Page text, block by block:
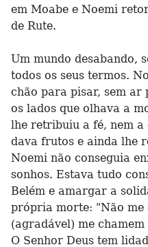
em Moabe e Noemi
de Rute.
Um mundo desabando,
todos os seus termos.
chão para pisar, sem ar
os lados que olhava a
lhe retribuiu a fé, nem a
dava frutos e ainda lhe
Noemi não conseguia
sonhos. Estava tudo
Belém e amargar a
própria morte: "Não me
(agradável) me
O Senhor Deus tem